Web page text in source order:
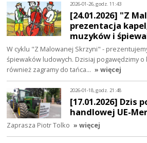
2026-01-26, godz. 11:43
[24.01.2026] "Z
prezentacja
muzyków i
W cyklu "Z Malowanej Skrzyni" -
śpiewaków ludowych. Dzisiaj pogawędzimy o
również zagramy do tańca… » więcej
2026-01-18, godz. 21:48
[17.01.2026] Dzis
handlowej UE-
Zaprasza Piotr Tolko » więcej